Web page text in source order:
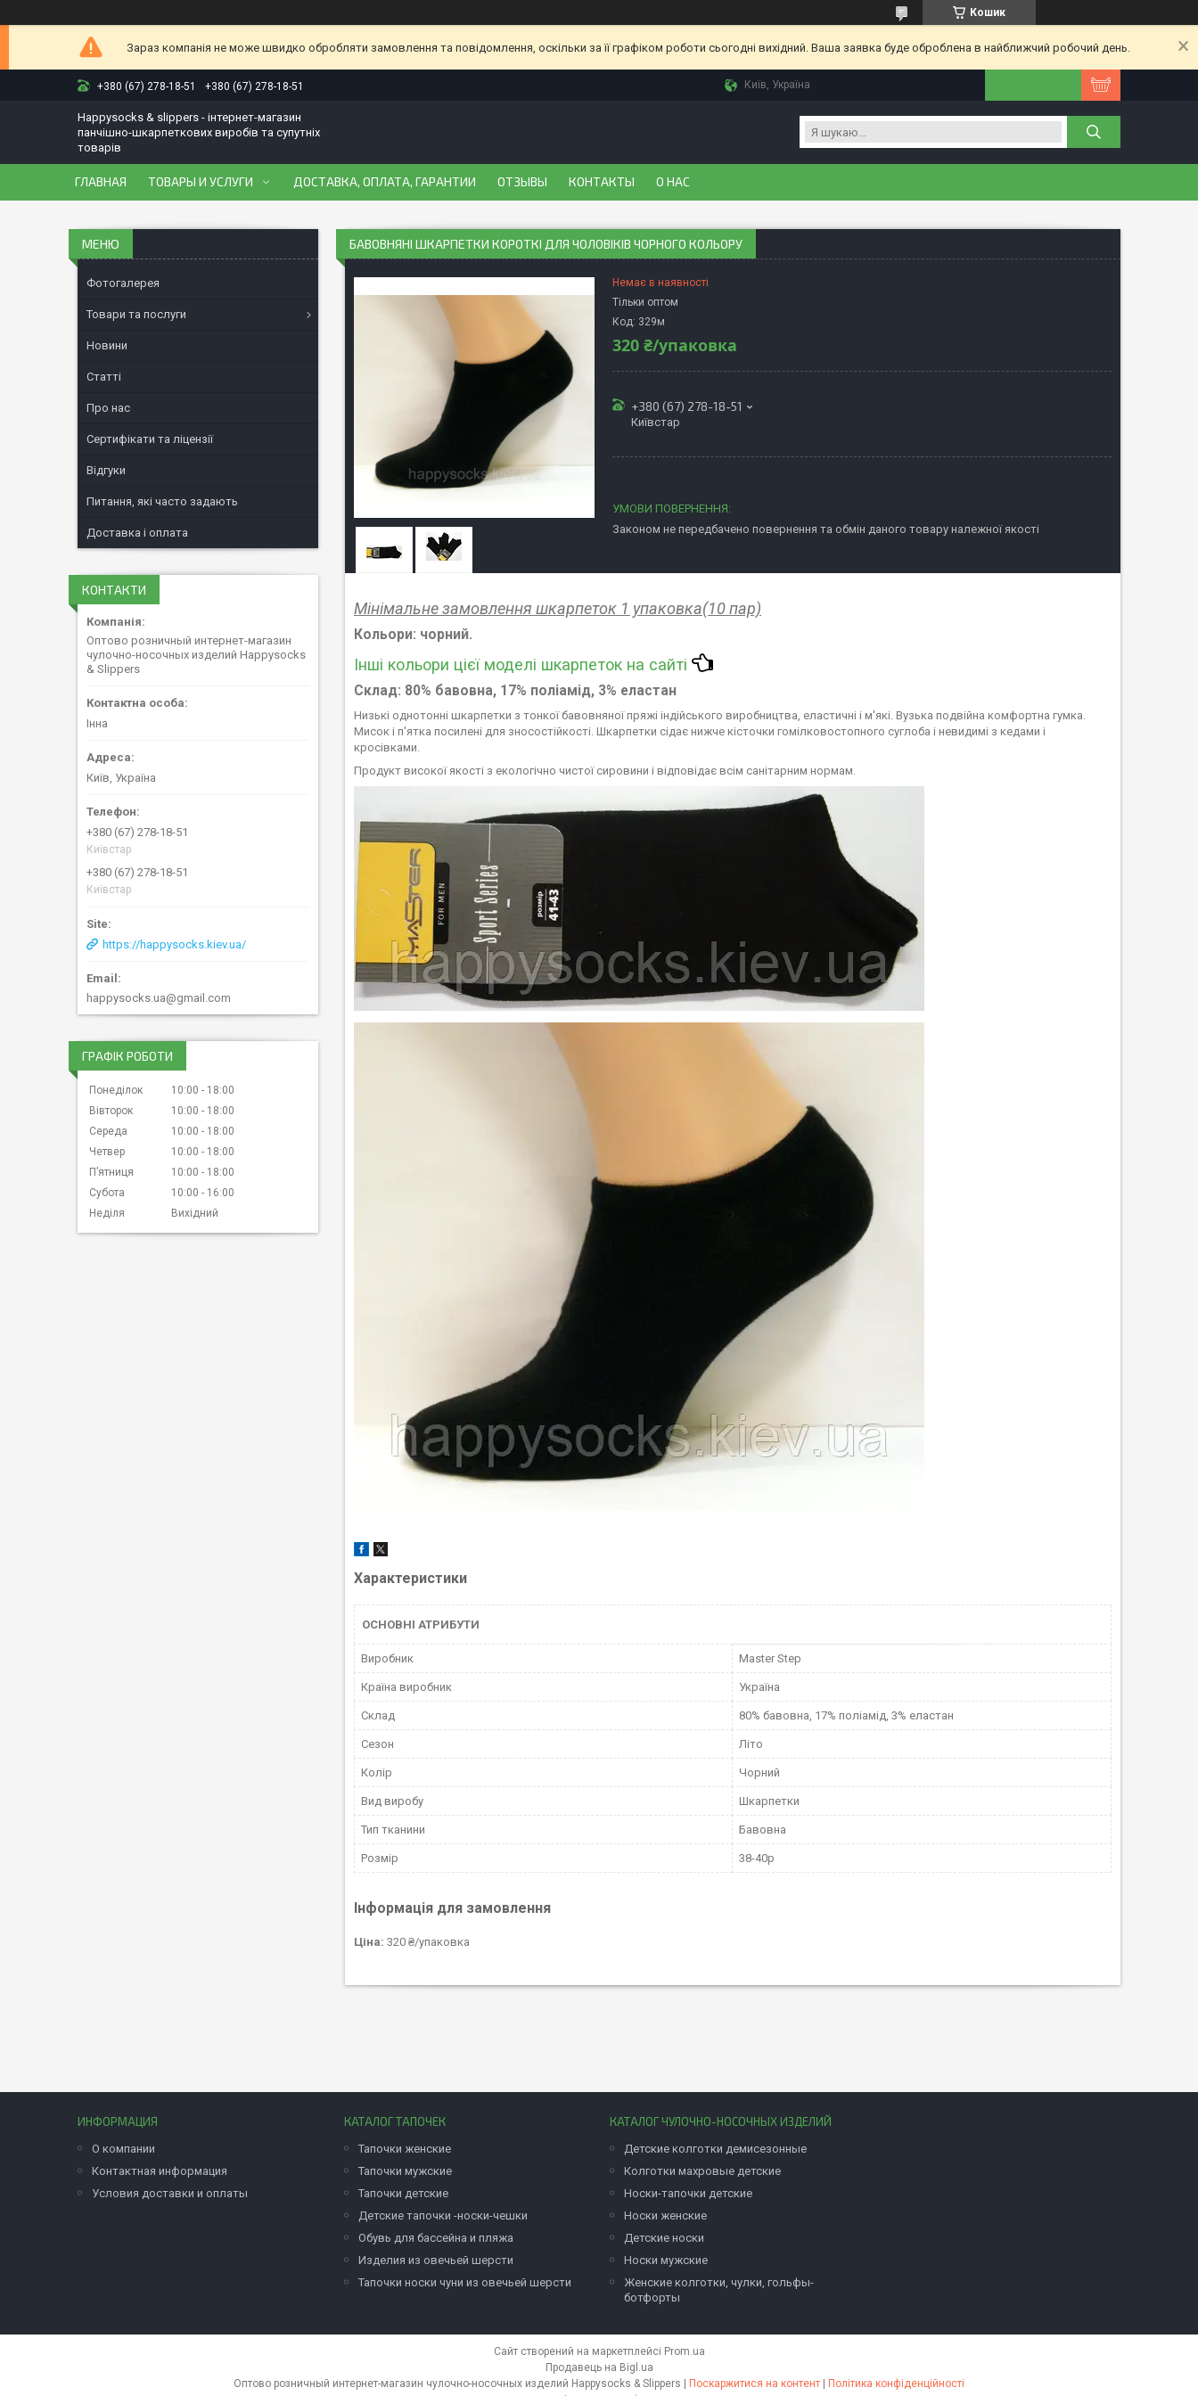
Кошик
Зараз компанія не може швидко обробляти замовлення та повідомлення, оскільки за її графіком роботи сьогодні вихідний. Ваша заявка буде оброблена в найближчий робочий день.
+380 (67) 278-18-51 +380 (67) 278-18-51 Київ, Україна
Happysocks & slippers - інтернет-магазин
панчішно-шкарпеткових виробів та супутніх
товарів
ГЛАВНАЯ ТОВАРЫ И УСЛУГИ ДОСТАВКА, ОПЛАТА, ГАРАНТИИ ОТЗЫВЫ КОНТАКТЫ О НАС
БАВОВНЯНІ ШКАРПЕТКИ КОРОТКІ ДЛЯ ЧОЛОВІКІВ ЧОРНОГО КОЛЬОРУ
Немає в наявності
Тільки оптом
Код: 329м
320 ₴/упаковка
+380 (67) 278-18-51
Київстар
Законом не передбачено повернення та обмін даного товару належної якості
Мінімальне замовлення шкарпеток 1 упаковка(10 пар)
Кольори: чорний.
Інші кольори цієї моделі шкарпеток на сайті
Склад: 80% бавовна, 17% поліамід, 3% еластан
Низькі однотонні шкарпетки з тонкої бавовняної пряжі індійського виробництва, еластичні і м'які. Вузька подвійна комфортна гумка.
Мисок і п'ятка посилені для зносостійкості. Шкарпетки сідає нижче кісточки гомілковостопного суглоба і невидимі з кедами і
кросівками.
Продукт високої якості з екологічно чистої сировини і відповідає всім санітарним нормам.
Характеристики
ОСНОВНІ АТРИБУТИ
Виробник Master Step
Країна виробник Україна
Склад 80% бавовна, 17% поліамід, 3% еластан
Сезон Літо
Колір Чорний
Вид виробу Шкарпетки
Тип тканини Бавовна
Розмір 38-40р
Інформація для замовлення
Ціна: 320 ₴/упаковка
Фотогалерея
Товари та послуги
Новини
Статті
Про нас
Сертифікати та ліцензії
Відгуки
Питання, які часто задають
Доставка і оплата
КОНТАКТИ
Оптово розничный интернет-магазин
чулочно-носочных изделий Happysocks
& Slippers
Інна
Київ, Україна
+380 (67) 278-18-51
Київстар
+380 (67) 278-18-51
Київстар
https://happysocks.kiev.ua/
happysocks.ua@gmail.com
ГРАФІК РОБОТИ
Понеділок 10:00
18:00
Вівторок
10:00
18:00
Середа
10:00
18:00
Четвер
10:00
18:00
Пʼятниця
10:00
18:00
Субота
10:00
16:00
Неділя
Вихідний
ИНФОРМАЦИЯ
О компании
Контактная информация
Условия доставки и оплаты
КАТАЛОГ ТАПОЧЕК
Тапочки женские
Тапочки мужские
Тапочки детские
Детские тапочки -носки-чешки
Обувь для бассейна и пляжа
Изделия из овечьей шерсти
Тапочки носки чуни из овечьей шерсти
КАТАЛОГ ЧУЛОЧНО-НОСОЧНЫХ ИЗДЕЛИЙ
Детские колготки демисезонные
Колготки махровые детские
Носки-тапочки детские
Носки женские
Детские носки
Носки мужские
Женские колготки, чулки, гольфы-
ботфорты
Сайт створений на маркетплейсі Prom.ua
Продавець на Bigl.ua
Поскаржитися на контент
Політика конфіденційності